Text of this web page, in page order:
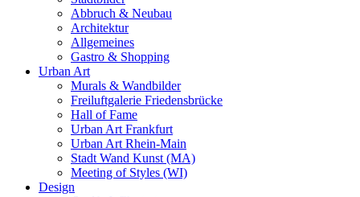
Abbruch & Neubau
Architektur
Allgemeines
Gastro & Shopping
Urban Art
Murals & Wandbilder
Freiluftgalerie Friedensbrücke
Hall of Fame
Urban Art Frankfurt
Urban Art Rhein-Main
Stadt Wand Kunst (MA)
Meeting of Styles (WI)
Design